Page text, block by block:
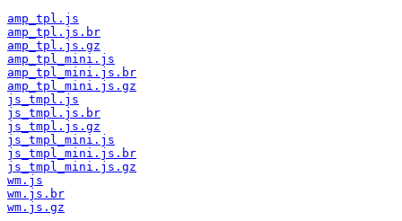
amp_tpl.js
amp_tpl.js.br
amp_tpl.js.gz
amp_tpl_mini.js
amp_tpl_mini.js.br
amp_tpl_mini.js.gz
js_tmpl.js
js_tmpl.js.br
js_tmpl.js.gz
js_tmpl_mini.js
js_tmpl_mini.js.br
js_tmpl_mini.js.gz
wm.js
wm.js.br
wm.js.gz